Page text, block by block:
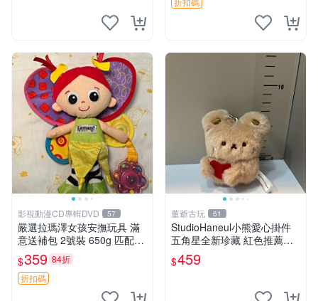
影視動漫CD專輯DVD 57
嚴選拉瑪澤女孩安撫玩具 滿
意送補包 2號裝 650g 匹配嬰
幼童舒壓好伴侶 女孩專用 安
心選擇 安撫玩偶 衝包 玩具
$359 84折
折扣碼
董爺古玩 61
StudioHaneul小熊愛心掛件
五角星全新珍藏 紅色推薦收
藏 玩具掛飾 掛件 新品
$459